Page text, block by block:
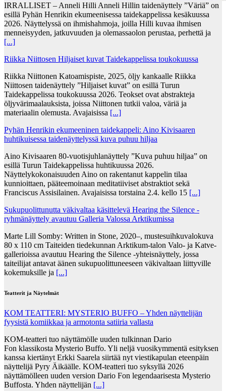
IRRALLISET – Anneli Hilli Anneli Hillin taidenäyttely ”Väriä” on
esillä Pyhän Henrikin ekumeenisessa taidekappelissa kesäkuussa
2026. Näyttelyssä on ihmishahmoja, joilla Hilli kuvaa ihmisen
menneisyyden, jatkuvuuden ja olemassaolon perustaa, perhettä ja
[...]
Riikka Niittosen Hiljaiset kuvat Taidekappelissa toukokuussa
Riikka Niittonen Katoamispiste, 2025, öljy kankaalle Riikka
Niittosen taidenäyttely ”Hiljaiset kuvat” on esillä Turun
Taidekappelissa toukokuussa 2026. Teokset ovat abstrakteja
öljyvärimaalauksista, joissa Niittonen tutkii valoa, väriä ja
materiaalin olemusta. Avajaisissa [...]
Pyhän Henrikin ekumeeninen taidekappeli: Aino Kivisaaren
huhtikuisessa taidenäyttelyssä kuva puhuu hiljaa
Aino Kivisaaren 80-vuotisjuhlanäyttely ”Kuva puhuu hiljaa” on
esillä Turun Taidekappelissa huhtikuussa 2026.
Näyttelykokonaisuuden Aino on rakentanut kappelin tilaa
kunnioittaen, pääteemoinaan meditatiiviset abstraktiot sekä
Franciscus Assisilainen. Avajaisissa torstaina 2.4. kello 15 [...]
Sukupuolittunutta väkivaltaa käsittelevä Hearing the Silence -
ryhmänäyttely avautuu Galleria Valossa Arktikumissa
Marte Lill Somby: Written in Stone, 2020–, mustesuihkuvalokuva
80 x 110 cm Taiteiden tiedekunnan Arktikum-talon Valo- ja Katve-
gallerioissa avautuu Hearing the Silence -yhteisnäyttely, jossa
taiteilijat antavat äänen sukupuolittuneeseen väkivaltaan liittyville
kokemuksille ja [...]
Teatterit ja Näytelmät
KOM TEATTERI: MYSTERIO BUFFO – Yhden näyttelijän
fyysistä komiikkaa ja armotonta satiiria vallasta
KOM-teatteri tuo näyttämölle uuden tulkinnan Dario
Fon klassikosta Mysterio Buffo. Yli neljä vuosikymmentä esityksen
kanssa kiertänyt Erkki Saarela siirtää nyt viestikapulan eteenpäin
näyttelijä Pyry Äikäälle. KOM-teatteri tuo syksyllä 2026
näyttämölleen uuden version Dario Fon legendaarisesta Mysterio
Buffosta. Yhden näyttelijän [...]